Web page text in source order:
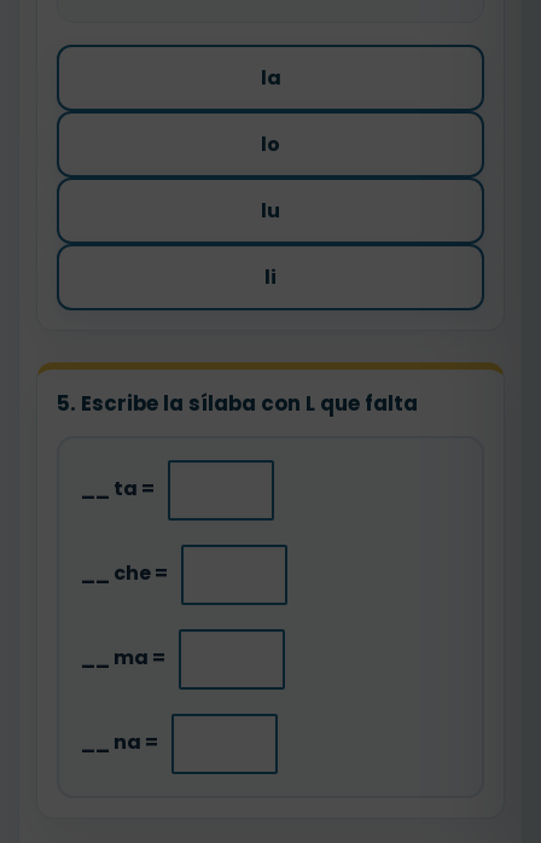
la
lo
lu
li
5. Escribe la sílaba con L que falta
__ ta =
__ che =
__ ma =
__ na =